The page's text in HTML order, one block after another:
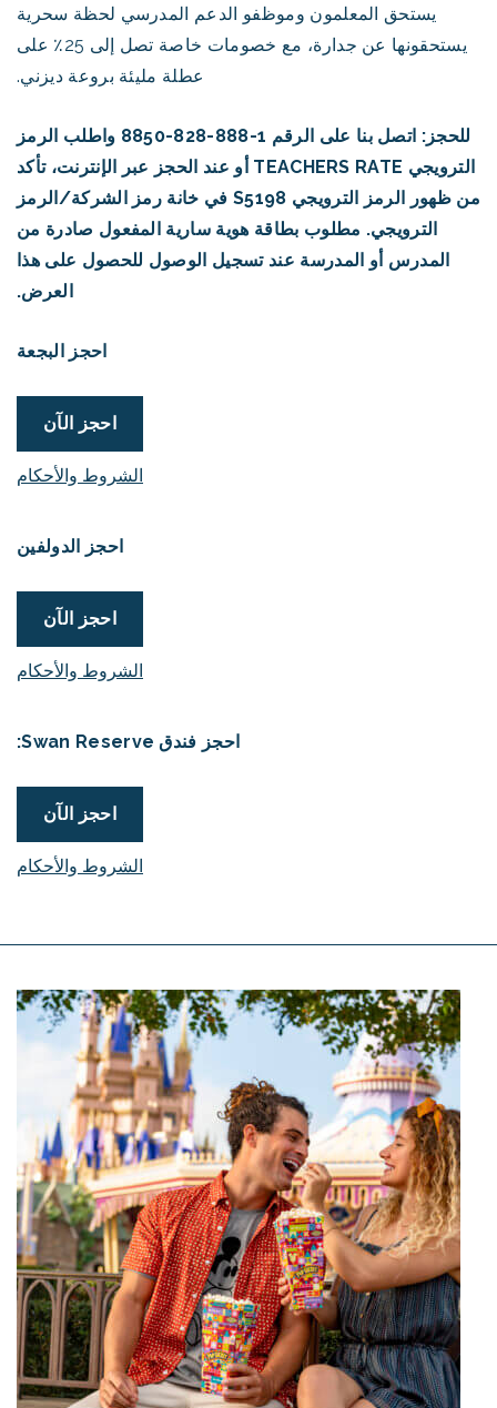
يستحق المعلمون وموظفو الدعم المدرسي لحظة سحرية
يستحقونها عن جدارة، مع خصومات خاصة تصل إلى 25٪ على
عطلة مليئة بروعة ديزني.
للحجز: اتصل بنا على الرقم 1-888-828-8850 واطلب الرمز
الترويجي TEACHERS RATE أو عند الحجز عبر الإنترنت، تأكد
من ظهور الرمز الترويجي S5198 في خانة رمز الشركة/الرمز
الترويجي. مطلوب بطاقة هوية سارية المفعول صادرة من
المدرس أو المدرسة عند تسجيل الوصول للحصول على هذا
العرض.
احجز البجعة
احجز الآن
الشروط والأحكام
احجز الدولفين
احجز الآن
الشروط والأحكام
احجز فندق Swan Reserve:
احجز الآن
الشروط والأحكام